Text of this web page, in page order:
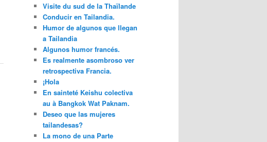
Visite du sud de la Thaïlande
Conducir en Tailandia.
Humor de algunos que llegan
a Tailandia
Algunos humor francés.
Es realmente asombroso ver
retrospectiva Francia.
¡Hola
En sainteté Keishu colectiva
au à Bangkok Wat Paknam.
Deseo que las mujeres
tailandesas?
La mono de una Parte